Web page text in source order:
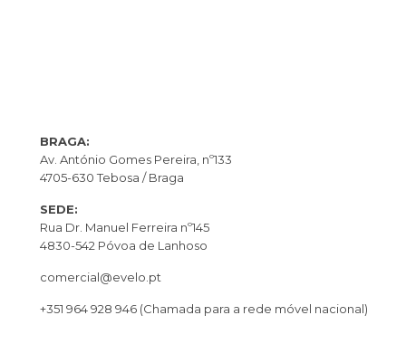
BRAGA:
Av. António Gomes Pereira, nº133
4705-630 Tebosa / Braga
SEDE:
Rua Dr. Manuel Ferreira nº145
4830-542 Póvoa de Lanhoso
comercial@evelo.pt
+351 964 928 946 (Chamada para a rede móvel nacional)